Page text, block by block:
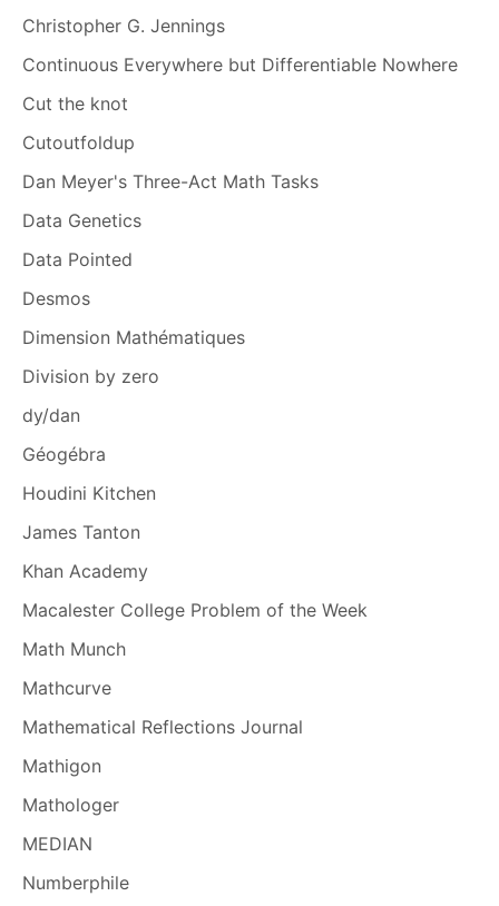
Christopher G. Jennings
Continuous Everywhere but Differentiable Nowhere
Cut the knot
Cutoutfoldup
Dan Meyer's Three-Act Math Tasks
Data Genetics
Data Pointed
Desmos
Dimension Mathématiques
Division by zero
dy/dan
Géogébra
Houdini Kitchen
James Tanton
Khan Academy
Macalester College Problem of the Week
Math Munch
Mathcurve
Mathematical Reflections Journal
Mathigon
Mathologer
MEDIAN
Numberphile